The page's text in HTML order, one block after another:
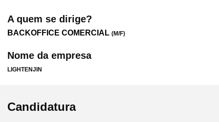
A quem se dirige?
BACKOFFICE COMERCIAL (M/F)
Nome da empresa
LIGHTENJIN
Candidatura